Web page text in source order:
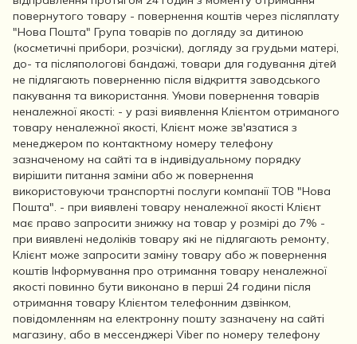
повернутого товару - повернення коштів через післяплату
"Нова Пошта" Група товарів по догляду за дитиною
(косметичні прибори, розчіски), догляду за грудьми матері,
до- та післяпологові бандажі, товари для годування дітей
не підлягають поверненню після відкриття заводського
пакування та використання. Умови повернення товарів
неналежної якості: - у разі виявлення Клієнтом отриманого
товару неналежної якості, Клієнт може зв'язатися з
менеджером по контактному номеру телефону
зазначеному на сайті та в індивідуальному порядку
вирішити питання заміни або ж повернення
використовуючи транспортні послуги компанії ТОВ "Нова
Пошта". - при виявлені товару неналежної якості Клієнт
має право запросити знижку на товар у розмірі до 7% -
при виявлені недоліків товару які не підлягають ремонту,
Клієнт може запросити заміну товару або ж повернення
коштів Інформування про отримання товару неналежної
якості повинно бути виконано в перші 24 години після
отримання товару Клієнтом телефонним дзвінком,
повідомленням на електронну пошту зазначену на сайті
магазину, або в мессенджері Viber по номеру телефону